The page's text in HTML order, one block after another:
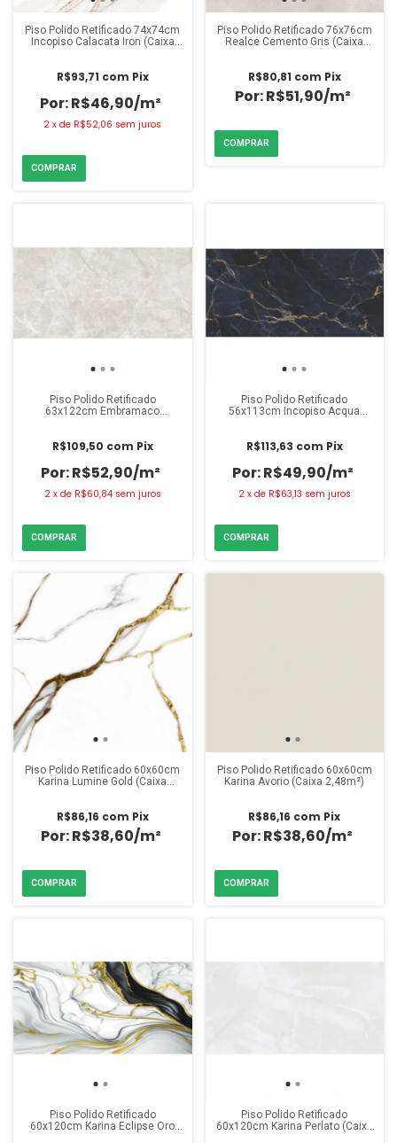
Piso Polido Retificado 74x74cm
Incopiso Calacata Iron (Caixa
R$46,90/m²
R$93,71 com Pix
2 xde R$52,06 sem juros
Piso Polido Retificado 76x76cm
Realce Cemento Gris (Caixa
R$51,90/m²
R$80,81 com Pix
Piso Polido Retificado
63x122cm Embramaco
R$52,90/m²
R$109,50 com Pix
2 x de R$60,84 sem juros
Piso Polido Retificado
56x113cm Incopiso Acqua
R$49,90/m²
R$113,63 com Pix
2 x de R$63,13 sem juros
Piso Polido Retificado 60x60cm
Karina Lumine Gold (Caixa
R$38,60/m²
R$86,16 com Pix
Piso Polido Retificado 60x60cm
Karina Avorio (Caixa 2,48m²)
R$38,60/m²
R$86,16 com Pix
Piso Polido Retificado
60x120cm Karina Eclipse Oro
Piso Polido Retificado
60x120cm Karina Perlato (Caixa